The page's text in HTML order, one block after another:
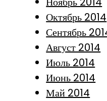
Октябрь 2014
Сентябрь
Август 2014
Июль 2014
Июнь 2014
Май 2014